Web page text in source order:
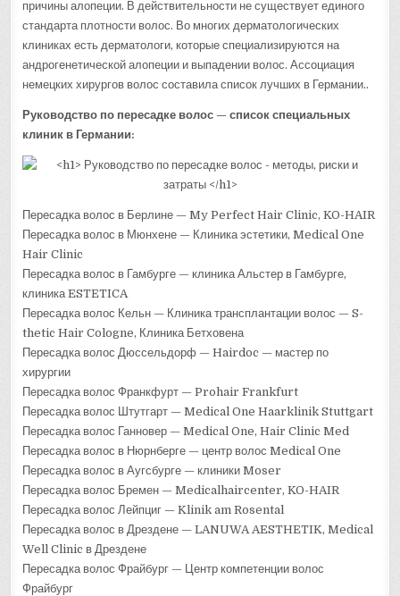
причины алопеции. В действительности не существует единого
стандарта плотности волос. Во многих дерматологических
клиниках есть дерматологи, которые специализируются на
андрогенетической алопеции и выпадении волос. Ассоциация
немецких хирургов волос составила список лучших в Германии..
Руководство по пересадке волос — список специальных
клиник в Германии:
Пересадка волос в Берлине — My Perfect Hair Clinic, KO-HAIR
Пересадка волос в Мюнхене — Клиника эстетики, Medical One
Hair Clinic
Пересадка волос в Гамбурге — клиника Альстер в Гамбурге,
клиника ESTETICA
Пересадка волос Кельн — Клиника трансплантации волос — S-
thetic Hair Cologne, Клиника Бетховена
Пересадка волос Дюссельдорф — Hairdoc — мастер по
хирургии
Пересадка волос Франкфурт — Prohair Frankfurt
Пересадка волос Штутгарт — Medical One Haarklinik Stuttgart
Пересадка волос Ганновер — Medical One, Hair Clinic Med
Пересадка волос в Нюрнберге — центр волос Medical One
Пересадка волос в Аугсбурге — клиники Moser
Пересадка волос Бремен — Medicalhaircenter, KO-HAIR
Пересадка волос Лейпциг — Klinik am Rosental
Пересадка волос в Дрездене — LANUWA AESTHETIK, Medical
Well Clinic в Дрездене
Пересадка волос Фрайбург — Центр компетенции волос
Фрайбург